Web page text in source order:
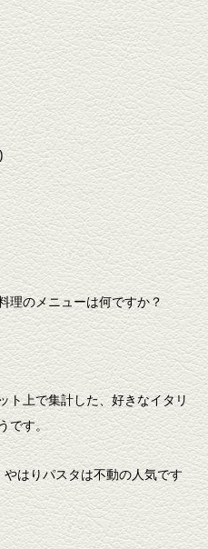
理のメニューは何ですか？
ト上で集計した、好きなイタリ
です。
はりパスタは不動の人気です